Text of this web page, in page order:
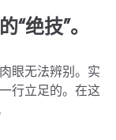
绝技”。
眼无法辨别。实
行立足的。在这